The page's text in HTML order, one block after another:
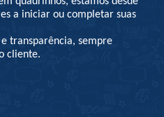
a iniciar ou completar suas
transparência, sempre
cliente.